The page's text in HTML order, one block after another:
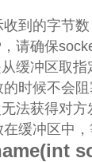
到的字节
请确保
缓冲区取
时候不会阻
法获得对
缓冲区中